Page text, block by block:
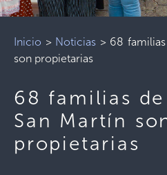
Inicio > Noticias > 68
son propietarias
68 familias
San Martín
propietarias